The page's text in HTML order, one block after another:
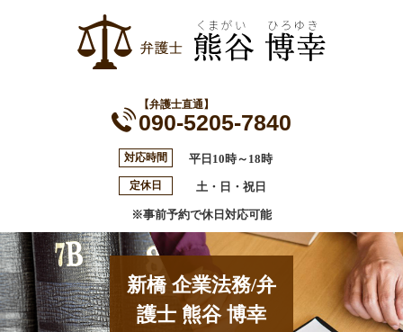
【弁護士直通】
090-5205-7840
対応時間 平日10時～18時
定休日 土・日・祝日
※事前予約で休日対応可能
新橋 企業法務/弁
護士 熊谷 博幸